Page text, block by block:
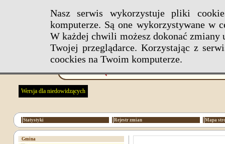
Nasz serwis wykorzystuje pliki
komputerze. Są one wykorzystywane w
W każdej chwili możesz dokonać
Twojej przeglądarce. Korzystając z
coockies na Twoim komputerze.
Wersja dla niedowidzących
Statystyki Rejestr zmian Mapa
Gmina